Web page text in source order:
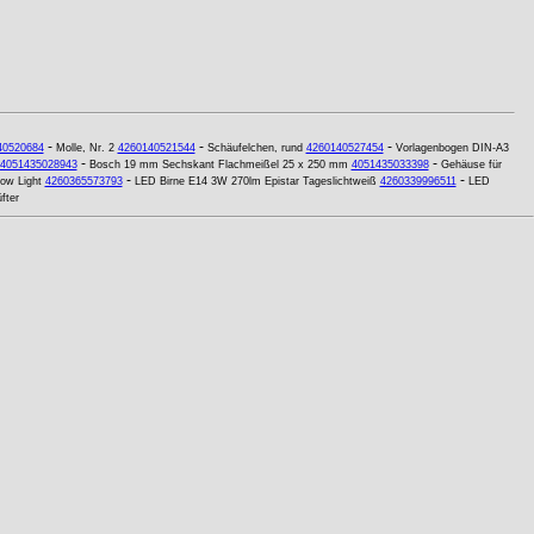
- Molle, Nr. 2 4260140521544- Schäufelchen, rund 4260140527454- Vorlagenbogen DIN-A3
4051435028943- Bosch 19 mm Sechskant Flachmeißel 25 x 250 mm 4051435033398- Gehäuse für
Light 4260365573793- LED Birne E14 3W 270lm Epistar Tageslichtweiß 4260339996511- LED